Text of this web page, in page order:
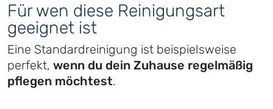
Für wen diese Reinigungsart
geeignet ist
Eine Standardreinigung ist beispielsweise
perfekt, wenn du dein Zuhause regelmäßig
pflegen möchtest.